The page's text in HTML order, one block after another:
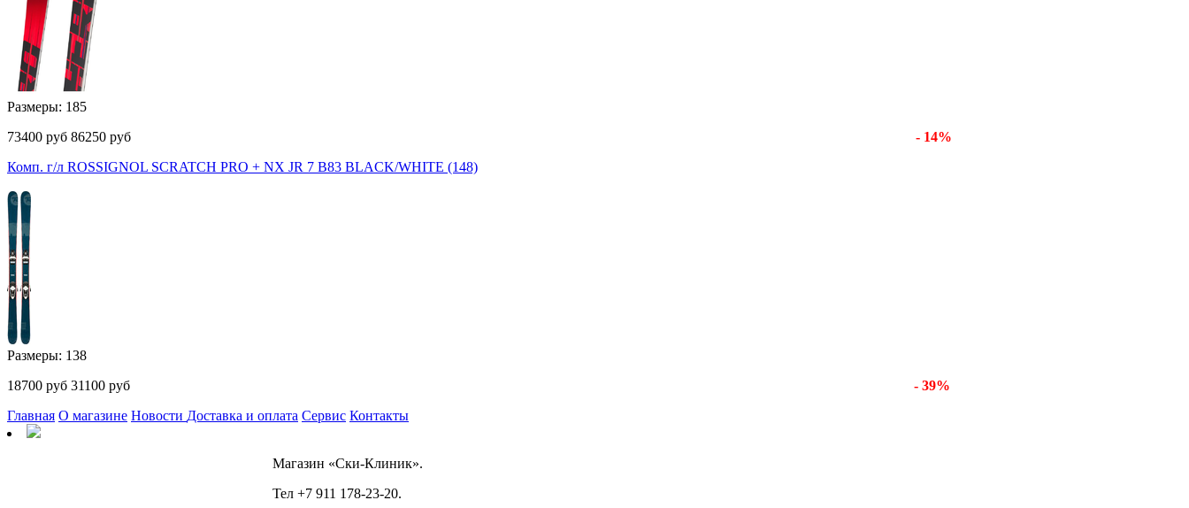
Размеры: 185
73400 руб 86250 руб
- 14%
Комп. г/л ROSSIGNOL SCRATCH PRO + NX JR 7 B83 BLACK/WHITE (148)
Размеры: 138
18700 руб 31100 руб
- 39%
Главная О магазине Новости Доставка и оплата Сервис Контакты
Магазин «Ски-Клиник».
Тел +7 911 178-23-20.